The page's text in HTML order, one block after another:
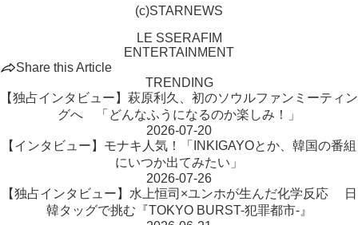
(c)STARNEWS
LE SSERAFIM
ENTERTAINMENT
Share this Article
TRENDING
【独占インタビュー】萩原利久、初のソウルファンミーティン
グへ 「どんなふうになるのか楽しみ！」
2026-07-20
【インタビュー】モナキ人気！「INKIGAYOとか、韓国の番組
にいつか出てみたい」
2026-07-26
【独占インタビュー】水上恒司×ユンホが生んだ化学反応 日
韓タッグで挑む『TOKYO BURST-犯罪都市-』